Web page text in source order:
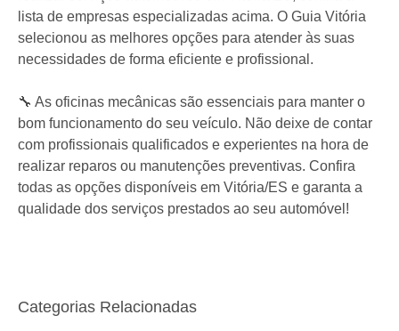
lista de empresas especializadas acima. O Guia Vitória
selecionou as melhores opções para atender às suas
necessidades de forma eficiente e profissional.
🔧 As oficinas mecânicas são essenciais para manter o
bom funcionamento do seu veículo. Não deixe de contar
com profissionais qualificados e experientes na hora de
realizar reparos ou manutenções preventivas. Confira
todas as opções disponíveis em Vitória/ES e garanta a
qualidade dos serviços prestados ao seu automóvel!
Categorias Relacionadas